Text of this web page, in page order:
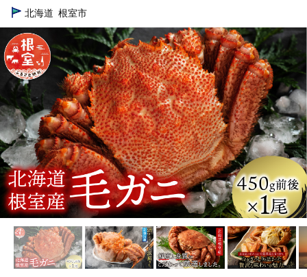
TOP
北海道 根室市